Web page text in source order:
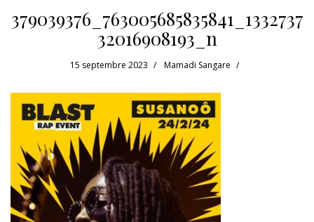
379039376_763005685835841_1332737
32016908193_n
15 septembre 2023 Mamadi Sangare